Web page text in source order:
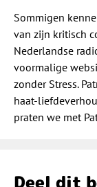
Sommigen
van zijn kritisch
Nederlandse
voormalige
zonder Stress.
haat-
praten we met